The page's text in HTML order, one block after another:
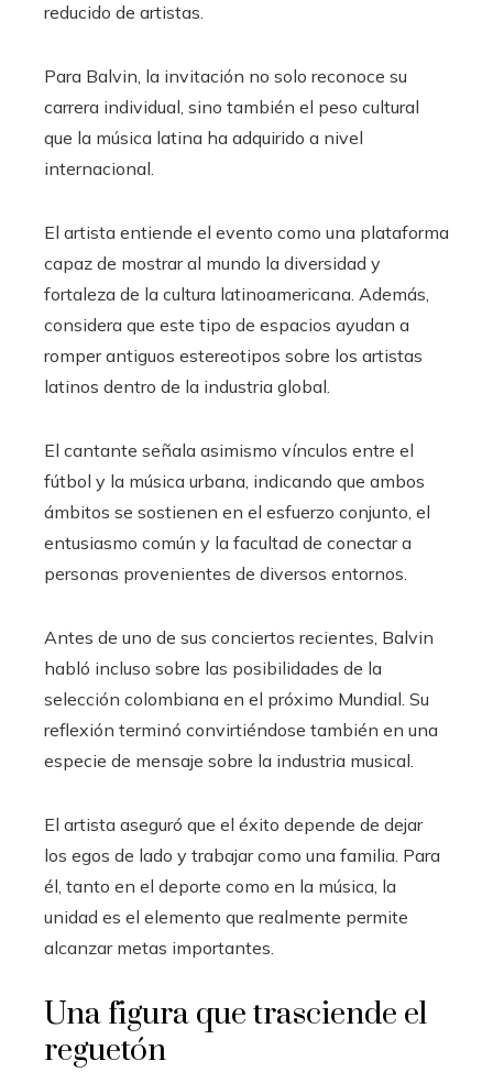
reducido de artistas.
Para Balvin, la invitación no solo reconoce su
carrera individual, sino también el peso cultural
que la música latina ha adquirido a nivel
internacional.
El artista entiende el evento como una plataforma
capaz de mostrar al mundo la diversidad y
fortaleza de la cultura latinoamericana. Además,
considera que este tipo de espacios ayudan a
romper antiguos estereotipos sobre los artistas
latinos dentro de la industria global.
El cantante señala asimismo vínculos entre el
fútbol y la música urbana, indicando que ambos
ámbitos se sostienen en el esfuerzo conjunto, el
entusiasmo común y la facultad de conectar a
personas provenientes de diversos entornos.
Antes de uno de sus conciertos recientes, Balvin
habló incluso sobre las posibilidades de la
selección colombiana en el próximo Mundial. Su
reflexión terminó convirtiéndose también en una
especie de mensaje sobre la industria musical.
El artista aseguró que el éxito depende de dejar
los egos de lado y trabajar como una familia. Para
él, tanto en el deporte como en la música, la
unidad es el elemento que realmente permite
alcanzar metas importantes.
Una figura que trasciende el
reguetón